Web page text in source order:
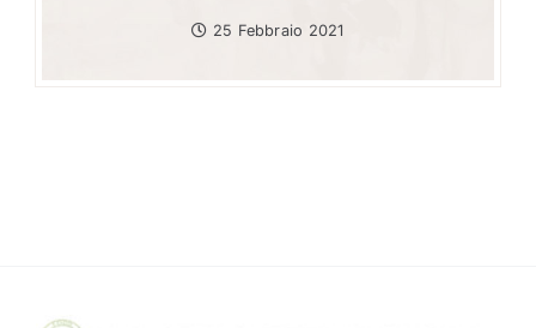
25 Febbraio 2021